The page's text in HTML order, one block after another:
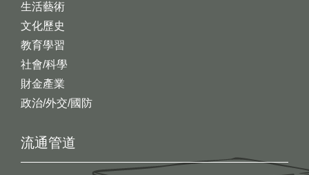
生活藝術
文化歷史
教育學習
社會/科學
財金產業
政治/外交/國防
流通管道